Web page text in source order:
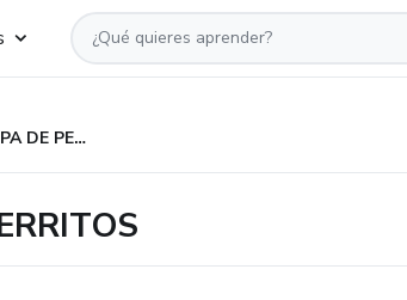
MOLDES ROPA DE PERRITOS